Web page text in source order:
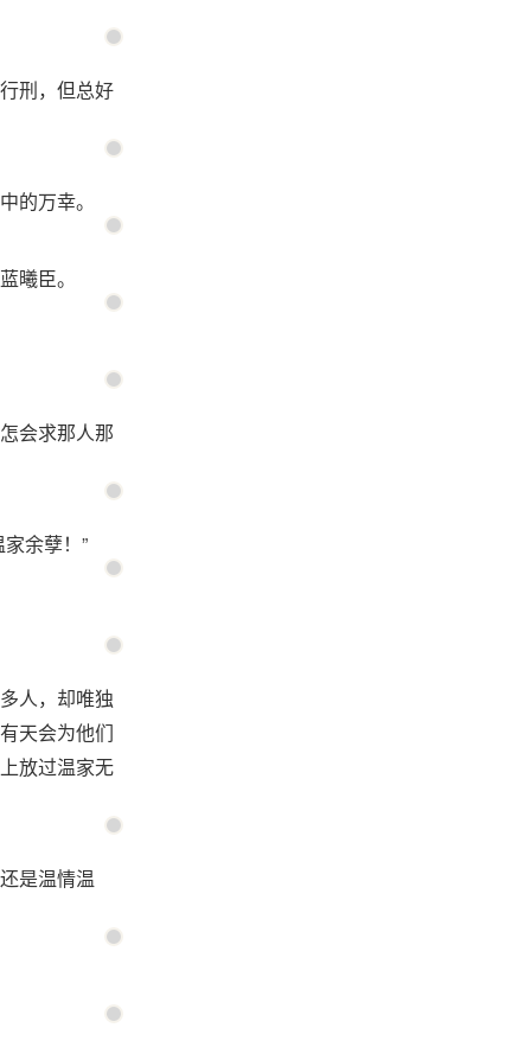
刑，但总好
的万幸。
曦臣。
会求那人那
余孽！”
人，却唯独
天会为他们
放过温家无
是温情温